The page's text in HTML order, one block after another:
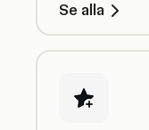
Se alla